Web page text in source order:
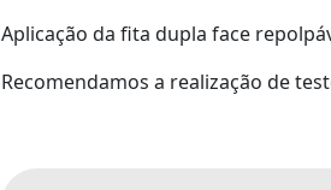
Aplicação da fita dupla face
Recomendamos a realização de